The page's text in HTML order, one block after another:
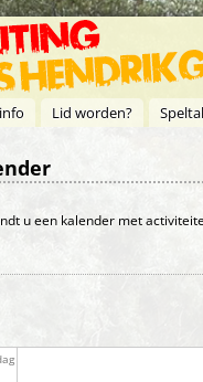
Lid worden?
tabs
u een kalender met